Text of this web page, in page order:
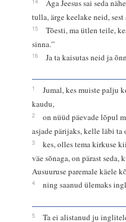
Aga Jeesus sai seda
tulla, ärge keelake neid,
15
Tõesti, ma ütlen teile,
sinna.”
16 Ja ta kaisutas neid ja
1
Jumal, kes muiste palju
kaudu,
2
on nüüd päevade lõpul
asjade pärijaks, kelle läbi ta
3
kes, olles tema kirkuse
väe sõnaga, on pärast
Ausuuruse paremale käele
4 ning saanud ülemaks
5 Ta ei alistanud ju